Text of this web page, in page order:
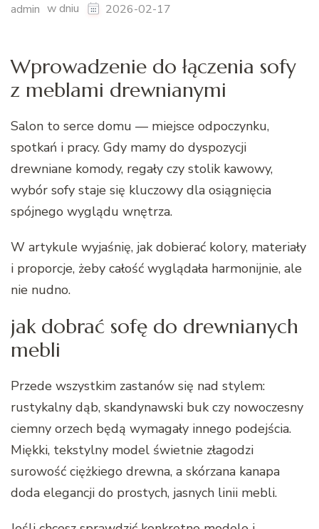
admin w dniu 2026-02-17
Wprowadzenie do łączenia sofy
z meblami drewnianymi
Salon to serce domu — miejsce odpoczynku,
spotkań i pracy. Gdy mamy do dyspozycji
drewniane komody, regały czy stolik kawowy,
wybór sofy staje się kluczowy dla osiągnięcia
spójnego wyglądu wnętrza.
W artykule wyjaśnię, jak dobierać kolory, materiały
i proporcje, żeby całość wyglądała harmonijnie, ale
nie nudno.
jak dobrać sofę do drewnianych
mebli
Przede wszystkim zastanów się nad stylem:
rustykalny dąb, skandynawski buk czy nowoczesny
ciemny orzech będą wymagały innego podejścia.
Miękki, tekstylny model świetnie złagodzi
surowość ciężkiego drewna, a skórzana kanapa
doda elegancji do prostych, jasnych linii mebli.